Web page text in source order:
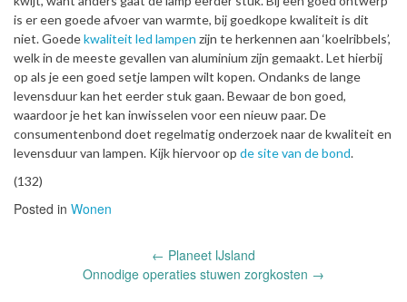
is er een goede afvoer van warmte, bij goedkope kwaliteit is dit
niet. Goedekwaliteit led lampen zijn te herkennen aan ‘koelribbels’,
welk in de meeste gevallen van aluminium zijn gemaakt. Let hierbij
op als je een goed setje lampen wilt kopen. Ondanks de lange
levensduur kan het eerder stuk gaan. Bewaar de bon goed,
waardoor je het kan inwisselen voor een nieuw paar. De
consumentenbond doet regelmatig onderzoek naar de kwaliteit en
levensduur van lampen. Kijk hiervoor op de site van de bond.
(132)
Posted in Wonen
navigation
← Planeet IJsland
Onnodige operaties stuwen zorgkosten →